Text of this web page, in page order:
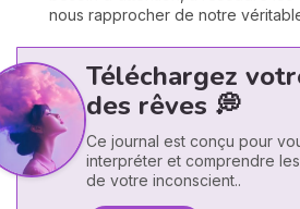
nous rapprocher de notre
Téléchargez
des rêves 💭
Ce journal est conçu pour
interpréter et comprendre
de votre inconscient..